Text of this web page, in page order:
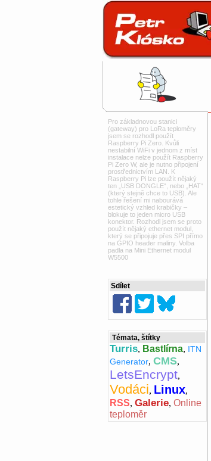
Pro základnovou stanici
(gateway) pro LoRa teploměry
jsem se rozhodl použít
Raspberry Pi Zero. Kvůli
nestabilní WiFi v jednom z míst
instalace nelze použít Raspberry
Pi Zero W, ale je nutno připojení
prostřednictvím LAN. K
Raspberry Pi lze použít nějaký
ten „USB DONGLE“, nebo „HAT“
(který stejně chce to USB). Ale
tohle řešení mi nabourává
estetický vzhled krabičky –
blokuje to jeden micro USB
konektor. Rozhodl jsem se proto
použít nějaký ethernet modul,
který se připojuje přes SPI přímo
na GPIO header maliny. Volba
padla na Mini Ethernet modul
W5500
Sdílet
Témata, štítky
Turris, Bastlírna, ITN
Generator, CMS,
LetsEncrypt,
Vodáci, Linux,
RSS, Galerie, Online
teploměr